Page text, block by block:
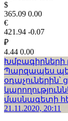
$
365.09 0.00
€
421.94 -0.07
₽
4.44 0.00
Խմբագիրների
Պարզապես
օդաչուներին՝
մասնագետի
21.11.2020, 20:11